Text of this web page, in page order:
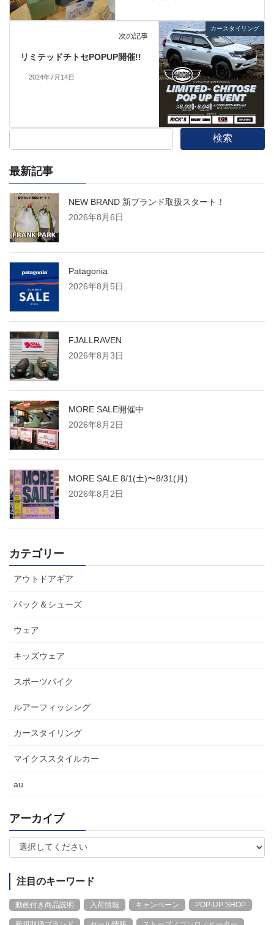
カースタイリング
次の記事
リミテッドチトセPOPUP開催!!
2024年7月14日
検索
最新記事
NEW BRAND 新ブランド取扱スタート！
2026年8月6日
Patagonia
2026年8月5日
FJALLRAVEN
2026年8月3日
MORE SALE開催中
2026年8月2日
MORE SALE 8/1(土)〜8/31(月)
2026年8月2日
カテゴリー
アウトドアギア
パック＆シューズ
ウェア
キッズウェア
スポーツバイク
ルアーフィッシング
カースタイリング
マイクススタイルカー
au
アーカイブ
注目のキーワード
動画付き商品説明 入荷情報 キャンペーン POP-UP SHOP